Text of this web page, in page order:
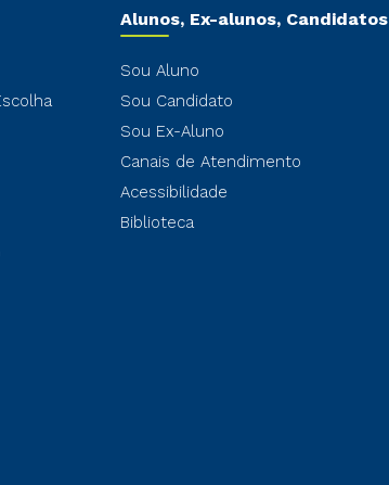
Alunos, Ex-alunos, Candidatos
Sou Aluno
Sou Candidato
Sou Ex-Aluno
Canais de Atendimento
Acessibilidade
Biblioteca